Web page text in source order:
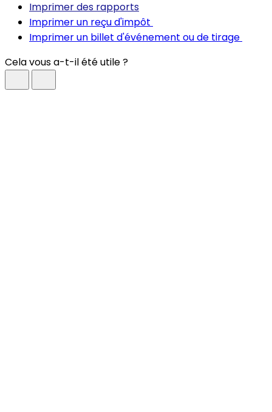
Imprimer des rapports
Imprimer un reçu d'impôt
Imprimer un billet d'événement ou de tirage
Cela vous a-t-il été utile ?